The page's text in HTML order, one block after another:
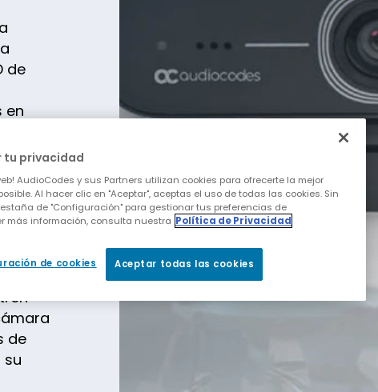
de
en
3x
de
su
tu privacidad
AudioCodes y sus Partners utilizan cookies para ofrecerte la mejor
Al hacer clic en "Aceptar", aceptas el uso de todas las cookies. Sin
de "Configuración" para gestionar tus preferencias de
más información, consulta nuestra Política de Privacidad
de cookies Aceptar todas las cookies